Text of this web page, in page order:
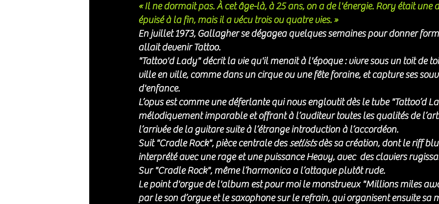
« Il ne dormait pas. À cet âge-là, à 25 ans, on a de l'énergie. Rory était une
épuisé à la fin, mais il a vécu trois ou quatre vies. »
En juillet 1973, Gallagher se dégagea quelques semaines pour donner
allait devenir Tattoo.
"Tattoo'd Lady" décrit la vie qu'il menait à l'époque : vivre sous un toit de
ville en ville, comme dans un cirque ou une fête foraine, et capture ses
d'enfance.
L’opus est comme une déferlante qui nous engloutit dès le tube "Tattoo’d
mélodiquement imparable et offrant à l’auditeur toutes les qualités de
l’arrivée de la guitare suite à l’étrange introduction à l’accordéon.
Suit "Cradle Rock", pièce centrale des setlists dès sa création, dont le riff
interprété avec une rage et une puissance Heavy, avec  des claviers
Sur "Cradle Rock", même l’harmonica a l’attaque plutôt rude.
Le point d'orgue de l'album est pour moi le monstrueux "Millions miles
par le son d’orgue et le saxophone sur le refrain, qui organisent ensuite sa